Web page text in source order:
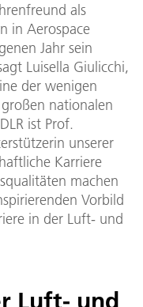
als
in Aerospace
Jahr sein
Luisella Giulicchi,
der wenigen
nationalen
ist Prof.
unserer
Karriere
machen
Vorbild
in der Luft- und